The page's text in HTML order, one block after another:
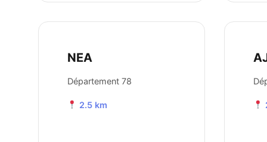
NEA
Département 78
2.5 km